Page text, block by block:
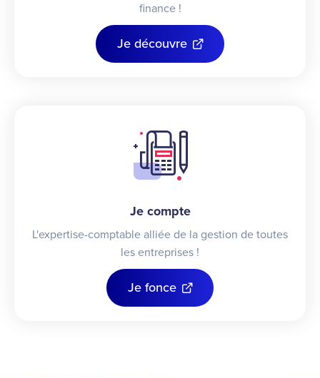
finance !
Je découvre
Je compte
L'expertise-comptable alliée de la gestion de toutes
les entreprises !
Je fonce